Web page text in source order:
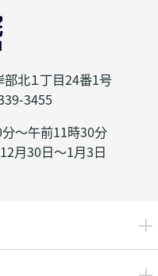
北１丁目24番1号
3455
～午前11時30分
月30日～1月3日